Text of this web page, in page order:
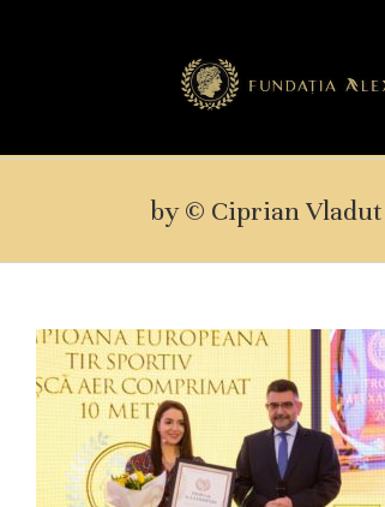
by © Ciprian